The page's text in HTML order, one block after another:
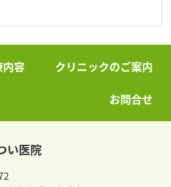
容 クリニックのご案内
お問合せ
い医院